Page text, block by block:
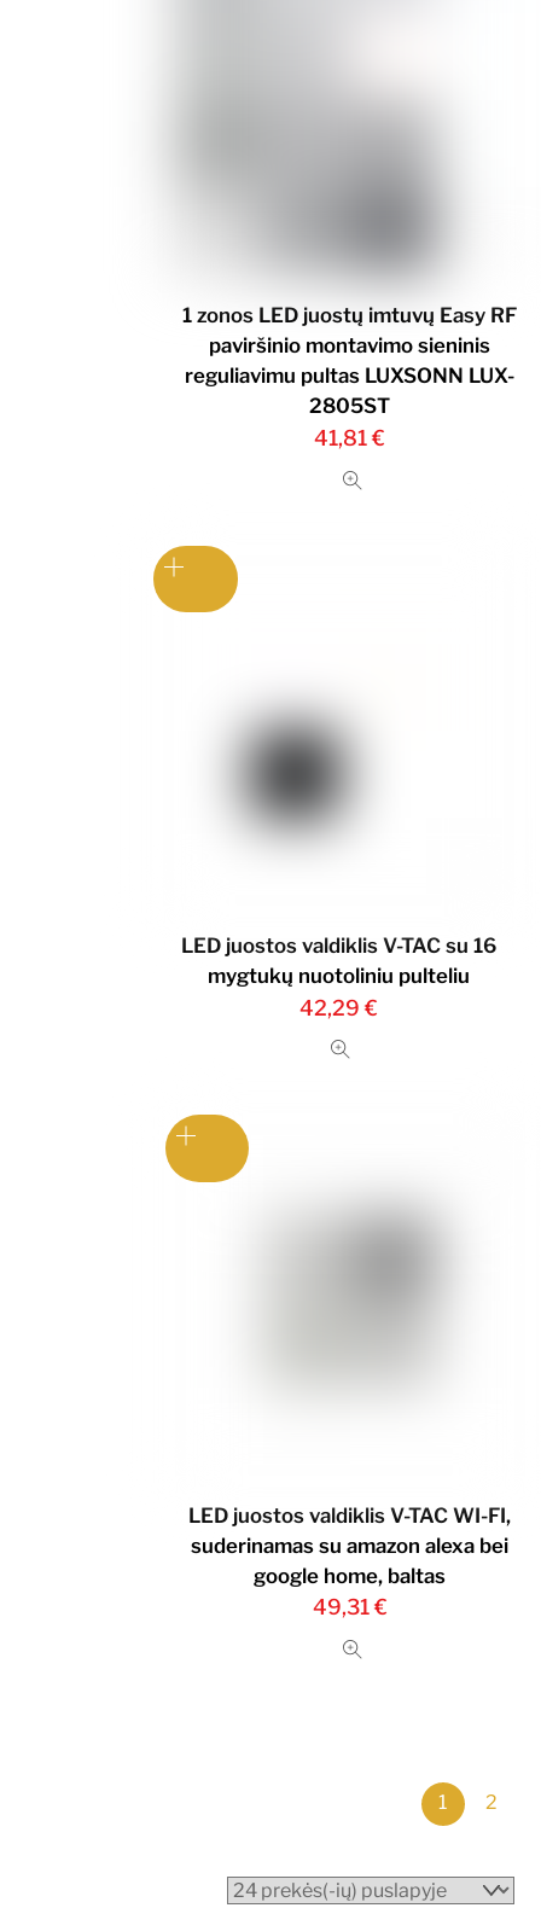
1 zonos LED juostų imtuvų Easy RF
paviršinio montavimo sieninis
reguliavimu pultas LUXSONN LUX-
2805ST
41,81€
LED juostos valdiklis V-TAC su 16
mygtukų nuotoliniu pulteliu
42,29 €
LED juostos valdiklis V-TAC WI-FI,
suderinamas su amazon alexa bei
google home, baltas
49,31€
1 2